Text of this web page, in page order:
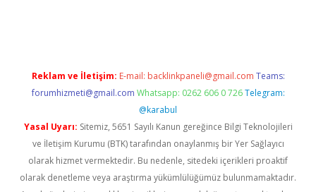
Reklam ve İletişim: E-mail: backlinkpaneli@gmail.com Teams:
forumhizmeti@gmail.com Whatsapp: 0262 606 0 726 Telegram:
@karabul
Yasal Uyarı: Sitemiz, 5651 Sayılı Kanun gereğince Bilgi Teknolojileri
ve İletişim Kurumu (BTK) tarafından onaylanmış bir Yer Sağlayıcı
olarak hizmet vermektedir. Bu nedenle, sitedeki içerikleri proaktif
olarak denetleme veya araştırma yükümlülüğümüz bulunmamaktadır.